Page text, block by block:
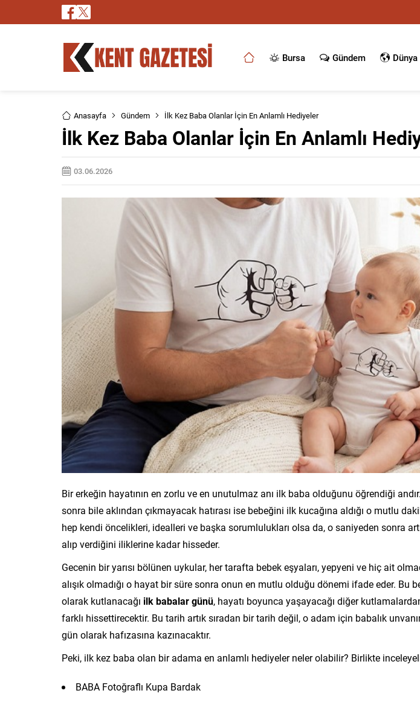
Bursa Gündem Dünya
Anasayfa Gündem İlk Kez Baba Olanlar İçin En Anlamlı Hediyeler
İlk Kez Baba Olanlar İçin En Anlamlı
03.06.2026
Bir erkeğin hayatının en zorlu ve en unutulmaz anı ilk baba olduğunu öğrendiği
sonra bile aklından çıkmayacak hatırası ise bebeğini ilk kucağına aldığı o mutlu
hep kendi öncelikleri, idealleri ve başka sorumlulukları olsa da, o saniyeden sonra
alıp verdiğini iliklerine kadar hisseder.
Gecenin bir yarısı bölünen uykular, her tarafta bebek eşyaları, yepyeni ve hiç ait
alışık olmadığı o hayat bir süre sonra onun en mutlu olduğu dönemi ifade eder. Bu
olarak kutlanacağı ilk babalar günü, hayatı boyunca yaşayacağı diğer
farklı hissettirecektir. Bu tarih artık sıradan bir tarih değil, o adam için babalık
gün olarak hafızasına kazınacaktır.
Peki, ilk kez baba olan bir adama en anlamlı hediyeler neler olabilir? Birlikte
BABA Fotoğraflı Kupa Bardak